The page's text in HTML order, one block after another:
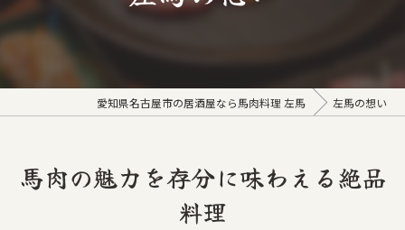
愛知県名古屋市の居酒屋なら馬肉料理 左馬 左馬の想い
馬肉の魅力を存分に味わえる絶品
料理